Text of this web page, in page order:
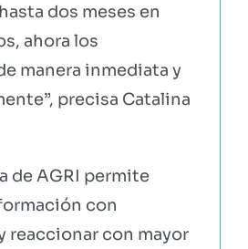
dos meses en
ahora los
manera inmediata y
precisa Catalina
de AGRI permite
con
reaccionar con mayor